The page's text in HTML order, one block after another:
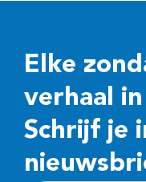
Elke
verhaal
Schrijf je